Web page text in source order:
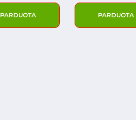
PARDUOTA PARDUOTA